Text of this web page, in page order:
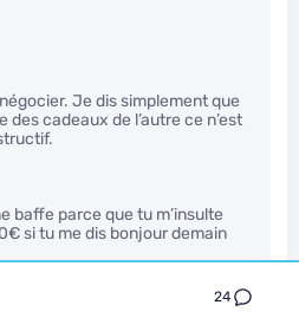
24
Je dis simplement que
des cadeaux de l’autre ce n’est
baffe parce que tu m’insulte
si tu me dis bonjour demain
mais t’as les 1000€